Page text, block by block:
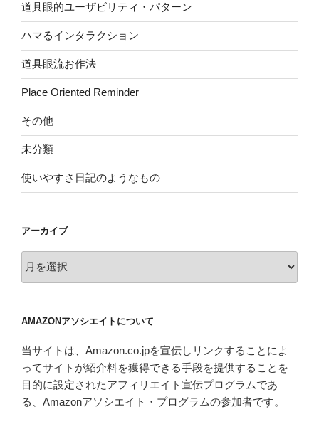
道具眼的ユーザビリティ・パターン
ハマるインタラクション
道具眼流お作法
Place Oriented Reminder
その他
未分類
使いやすさ日記のようなもの
アーカイブ
ー
ブ
AMAZONアソシエイトについて
当サイトは、Amazon.co.jpを宣伝しリンクすることによ
ってサイトが紹介料を獲得できる手段を提供することを
目的に設定されたアフィリエイト宣伝プログラムであ
る、Amazonアソシエイト・プログラムの参加者です。